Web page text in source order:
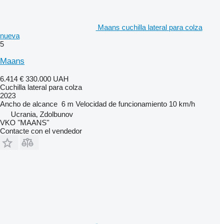
Maans cuchilla lateral para colza
nueva
5
Maans
6.414 € 330.000 UAH
Cuchilla lateral para colza
2023
Ancho de alcance 6 m Velocidad de funcionamiento 10 km/h
Ucrania, Zdolbunov
VKO "MAANS"
Contacte con el vendedor